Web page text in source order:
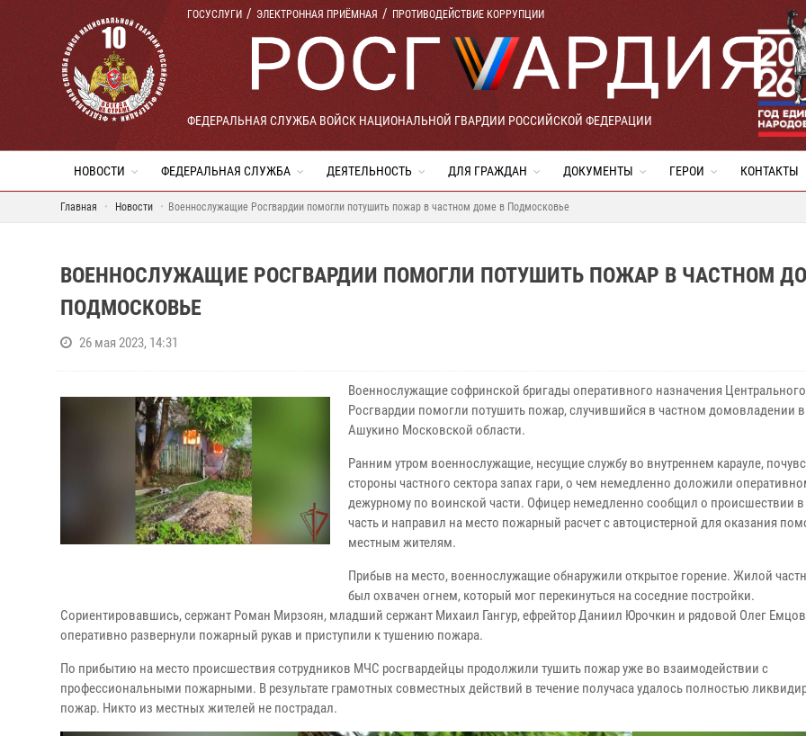
ГОСУСЛУГИ ЭЛЕКТРОННАЯ ПРИЁМНАЯ ПРОТИВОДЕЙСТВИЕ КОРРУПЦИИ
ФЕДЕРАЛЬНАЯ СЛУЖБА ВОЙСК НАЦИОНАЛЬНОЙ ГВАРДИИ РОССИЙСКОЙ ФЕДЕРАЦИИ
НОВОСТИ ФЕДЕРАЛЬНАЯ СЛУЖБА ДЕЯТЕЛЬНОСТЬ ДЛЯ ГРАЖДАН ДОКУМЕНТЫ ГЕРОИ КОНТАКТЫ
Главная Новости Военнослужащие Росгвардии помогли потушить пожар в частном доме в Подмосковье
ВОЕННОСЛУЖАЩИЕ РОСГВАРДИИ ПОМОГЛИ ПОТУШИТЬ ПОЖАР В ЧАСТНОМ
ПОДМОСКОВЬЕ
26 мая 2023, 14:31
Военнослужащие софринской бригады оперативного назначения Центрального
Росгвардии помогли потушить пожар, случившийся в частном домовладении
Ашукино Московской области.
Ранним утром военнослужащие, несущие службу во внутреннем карауле,
стороны частного сектора запах гари, о чем немедленно доложили
дежурному по воинской части. Офицер немедленно сообщил о происшествии
часть и направил на место пожарный расчет с автоцистерной для оказания
местным жителям.
Прибыв на место, военнослужащие обнаружили открытое горение. Жилой
был охвачен огнем, который мог перекинуться на соседние постройки.
Сориентировавшись, сержант Роман Мирзоян, младший сержант Михаил Гангур, ефрейтор Даниил Юрочкин и рядовой Олег Емцов
оперативно развернули пожарный рукав и приступили к тушению пожара.
По прибытию на место происшествия сотрудников МЧС росгвардейцы продолжили тушить пожар уже во взаимодействии с
профессиональными пожарными. В результате грамотных совместных действий в течение получаса удалось полностью
пожар. Никто из местных жителей не пострадал.